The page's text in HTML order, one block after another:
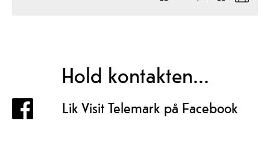
Hold kontakten...
Lik Visit Telemark på Facebook